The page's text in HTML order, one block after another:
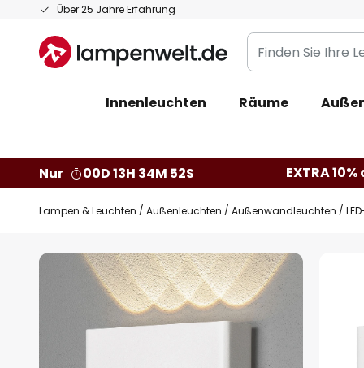
Über 25 Jahre Erfahrung
Zum
springen
Finden
Sie
Leuchte...
Innenleuchten Räume
Nur 00D 13H 34M 51S EXTRA
Lampen & Leuchten Außenleuchten Außenwandleuchten
Zum